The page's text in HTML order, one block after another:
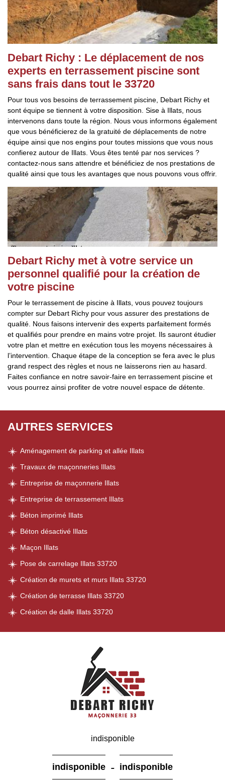
Debart Richy : Le déplacement de nos
experts en terrassement piscine sont
sans frais dans tout le 33720
Pour tous vos besoins de terrassement piscine, Debart Richy et
sont équipe se tiennent à votre disposition. Sise à Illats, nous
intervenons dans toute la région. Nous vous informons également
que vous bénéficierez de la gratuité de déplacements de notre
équipe ainsi que nos engins pour toutes missions que vous nous
confierez autour de Illats. Vous êtes tenté par nos services ?
contactez-nous sans attendre et bénéficiez de nos prestations de
qualité ainsi que tous les avantages que nous pouvons vous offrir.
Debart Richy met à votre service un
personnel qualifié pour la création de
votre piscine
Pour le terrassement de piscine à Illats, vous pouvez toujours
compter sur Debart Richy pour vous assurer des prestations de
qualité. Nous faisons intervenir des experts parfaitement formés
et qualifiés pour prendre en mains votre projet. Ils sauront étudier
votre plan et mettre en exécution tous les moyens nécessaires à
l’intervention. Chaque étape de la conception se fera avec le plus
grand respect des règles et nous ne laisserons rien au hasard.
Faites confiance en notre savoir-faire en terrassement piscine et
vous pourrez ainsi profiter de votre nouvel espace de détente.
AUTRES SERVICES
Aménagement de parking et allée Illats
Travaux de maçonneries Illats
Entreprise de maçonnerie Illats
Entreprise de terrassement Illats
Béton imprimé Illats
Béton désactivé Illats
Maçon Illats
Pose de carrelage Illats 33720
Création de murets et murs Illats 33720
Création de terrasse Illats 33720
Création de dalle Illats 33720
indisponible
indisponible - indisponible